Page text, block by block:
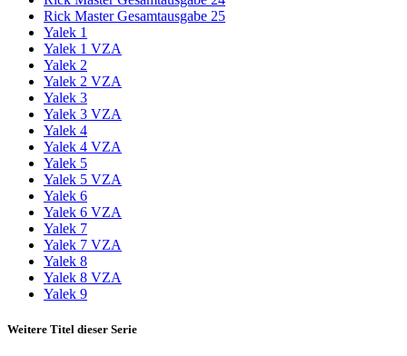
Rick Master Gesamtausgabe 25
Yalek 1
Yalek 1 VZA
Yalek 2
Yalek 2 VZA
Yalek 3
Yalek 3 VZA
Yalek 4
Yalek 4 VZA
Yalek 5
Yalek 5 VZA
Yalek 6
Yalek 6 VZA
Yalek 7
Yalek 7 VZA
Yalek 8
Yalek 8 VZA
Yalek 9
Weitere Titel dieser Serie